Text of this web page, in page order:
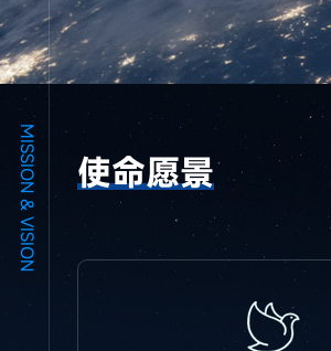
MISSION & VISION 使命愿景